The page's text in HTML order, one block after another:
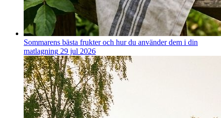
Sommarens bästa frukter och hur du använder dem i din
matlagning 29 jul 2026